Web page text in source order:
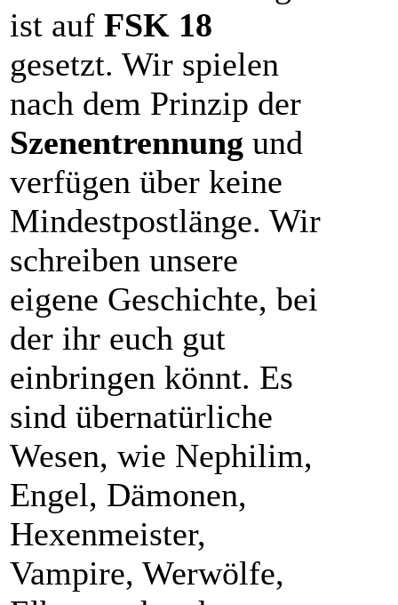
ist auf FSK 18
gesetzt. Wir spielen
nach dem Prinzip der
Szenentrennung und
verfügen über keine
Mindestpostlänge. Wir
schreiben unsere
eigene Geschichte, bei
der ihr euch gut
einbringen könnt. Es
sind übernatürliche
Wesen, wie Nephilim,
Engel, Dämonen,
Hexenmeister,
Vampire, Werwölfe,